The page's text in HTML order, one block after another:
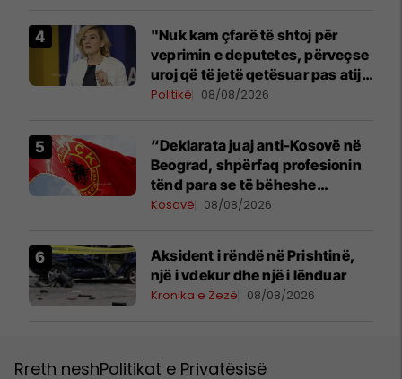
"Nuk kam çfarë të shtoj për
veprimin e deputetes, përveçse
uroj që të jetë qetësuar pas atij
momenti", reagon Kusari-Lila
Politikë 08/08/2026
“Deklarata juaj anti-Kosovë në
Beograd, shpërfaq profesionin
tënd para se të bëheshe
president”, OVL e UÇK-së i
Kosovë 08/08/2026
Aksident i rëndë në Prishtinë,
një i vdekur dhe një i lënduar
Kronika e Zezë 08/08/2026
Rreth neshPolitikat e Privatësisë